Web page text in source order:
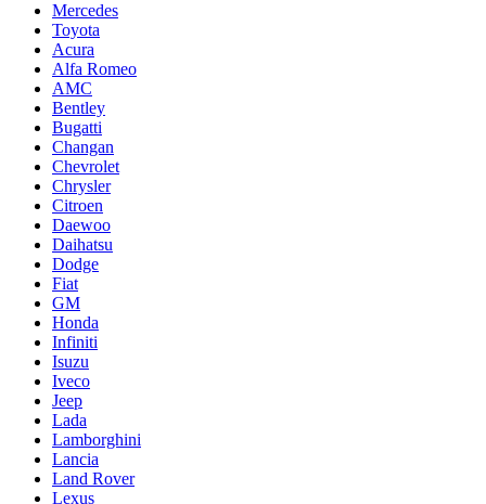
Mercedes
Toyota
Acura
Alfa Romeo
AMC
Bentley
Bugatti
Changan
Chevrolet
Chrysler
Citroen
Daewoo
Daihatsu
Dodge
Fiat
GM
Honda
Infiniti
Isuzu
Iveco
Jeep
Lada
Lamborghini
Lancia
Land Rover
Lexus